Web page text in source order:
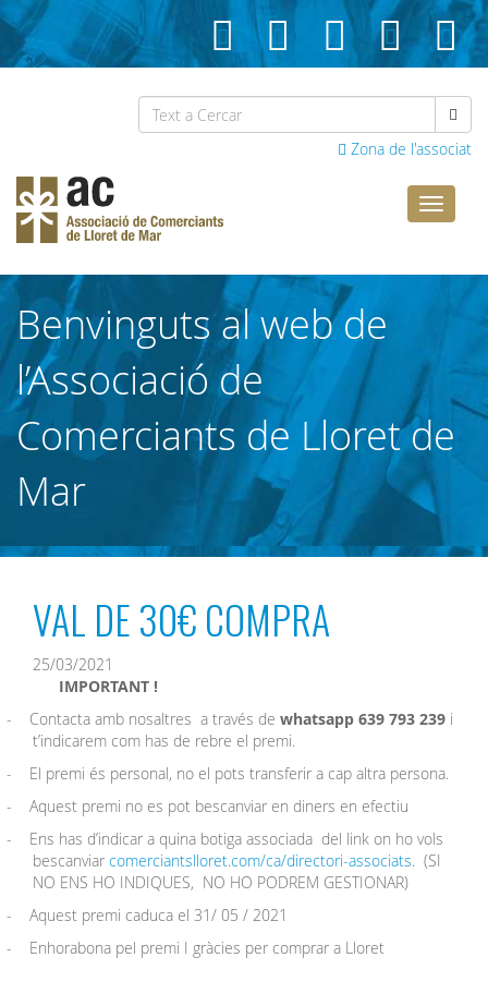
Zona de l'associat
Lloret
Benvinguts al web de
l’Associació de
Comerciants de Lloret de
Mar
VAL DE 30€ COMPRA
25/03/2021
IMPORTANT !
-
Contacta amb nosaltres a través de whatsapp 639 793 239 i
t’indicarem com has de rebre el premi.
-
El premi és personal, no el pots transferir a cap altra persona.
-
Aquest premi no es pot bescanviar en diners en efectiu
-
Ens has d’indicar a quina botiga associada del link on ho vols
bescanviar comerciantslloret.com/ca/directori-associats. (SI
NO ENS HO INDIQUES, NO HO PODREM GESTIONAR)
-
Aquest premi caduca el 31/ 05 / 2021
-
Enhorabona pel premi I gràcies per comprar a Lloret